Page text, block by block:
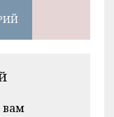
вам